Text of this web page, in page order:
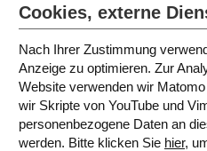
1. und 2. Klasse
Cookies, externe
Nach Ihrer Zustimmung
Anzeige zu optimieren. Zur
Website verwenden wir
wir Skripte von YouTube und
personenbezogene Daten an
werden. Bitte klicken Sie hier,